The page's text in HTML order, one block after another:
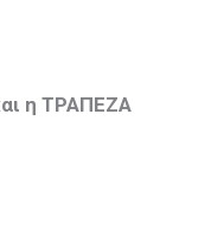
η ΤΡΑΠΕΖΑ